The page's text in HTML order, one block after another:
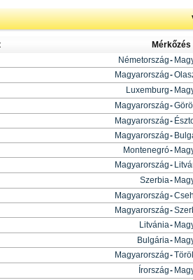
Mérkőzés
Németország-
Magyarország-
Luxemburg-
Magyarország-
Magyarország-
Magyarország-
Montenegró-
Magyarország-
Szerbia-
Magyarország-
Magyarország-
Litvánia-
Bulgária-
Magyarország-
Írország-